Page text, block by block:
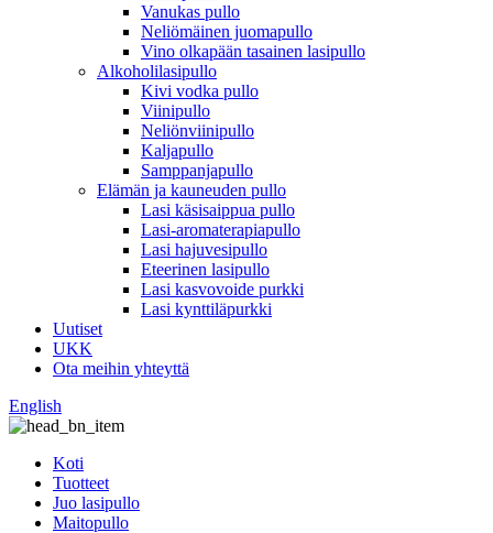
Vanukas pullo
Neliömäinen juomapullo
Vino olkapään tasainen lasipullo
Alkoholilasipullo
Kivi vodka pullo
Viinipullo
Neliönviinipullo
Kaljapullo
Samppanjapullo
Elämän ja kauneuden pullo
Lasi käsisaippua pullo
Lasi-aromaterapiapullo
Lasi hajuvesipullo
Eteerinen lasipullo
Lasi kasvovoide purkki
Lasi kynttiläpurkki
Uutiset
UKK
Ota meihin yhteyttä
English
Koti
Tuotteet
Juo lasipullo
Maitopullo